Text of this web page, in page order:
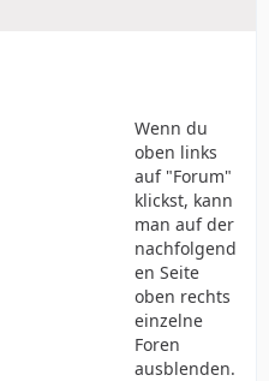
Wenn du
oben links
auf "Forum"
klickst, kann
man auf der
nachfolgend
en Seite
oben rechts
einzelne
Foren
ausblenden.